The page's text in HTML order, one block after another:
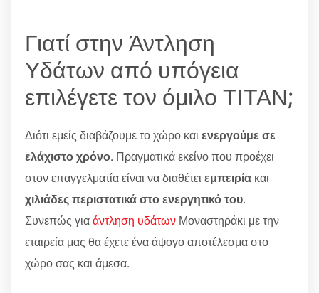
Γιατί στην Άντληση
Υδάτων από υπόγεια
επιλέγετε τον όμιλο ΤΙΤΑΝ;
Διότι εμείς διαβάζουμε το χώρο και ενεργούμε σε
ελάχιστο χρόνο. Πραγματικά εκείνο που προέχει
στον επαγγελματία είναι να διαθέτει εμπειρία και
χιλιάδες περιστατικά στο ενεργητικό του.
Συνεπώς γιαάντληση υδάτων Μοναστηράκι με την
εταιρεία μας θα έχετε ένα άψογο αποτέλεσμα στο
χώρο σας και άμεσα.